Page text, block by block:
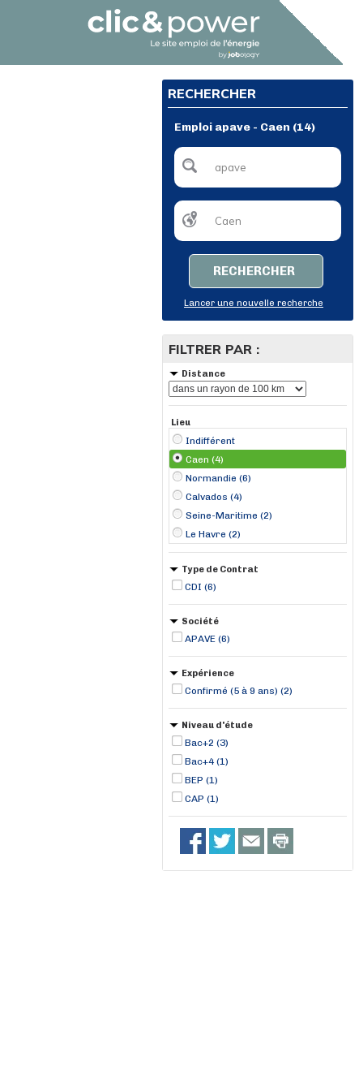
RECHERCHER
Emploi apave - Caen (14)
RECHERCHER
Lancer une nouvelle recherche
FILTRER PAR :
Distance
Lieu
Indifférent
Caen (4)
Normandie (6)
Calvados (4)
Seine-Maritime (2)
Le Havre (2)
Type de Contrat
CDI (6)
Société
APAVE (6)
Expérience
Confirmé (5 à 9 ans) (2)
Niveau d'étude
Bac+2 (3)
Bac+4 (1)
BEP (1)
CAP (1)